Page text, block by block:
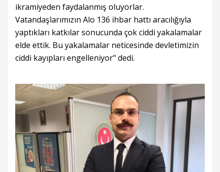
ikramiyeden faydalanmış oluyorlar.
Vatandaşlarımızın Alo 136 ihbar hattı aracılığıyla
yaptıkları katkılar sonucunda çok ciddi yakalamalar
elde ettik. Bu yakalamalar neticesinde devletimizin
ciddi kayıpları engelleniyor" dedi.